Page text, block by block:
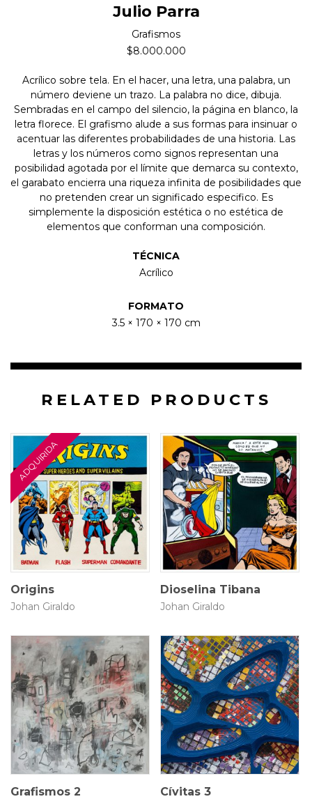
Julio Parra
Grafismos
$8.000.000
Acrílico sobre tela. En el hacer, una letra, una palabra, un
número deviene un trazo. La palabra no dice, dibuja.
Sembradas en el campo del silencio, la página en blanco, la
letra florece. El grafismo alude a sus formas para insinuar o
acentuar las diferentes probabilidades de una historia. Las
letras y los números como signos representan una
posibilidad agotada por el límite que demarca su contexto,
el garabato encierra una riqueza infinita de posibilidades que
no pretenden crear un significado especifico. Es
simplemente la disposición estética o no estética de
elementos que conforman una composición.
TÉCNICA
Acrílico
FORMATO
3.5 × 170 × 170 cm
RELATED PRODUCTS
25 × 25 cm
$2.500.000
Origins
Johan Giraldo
25 × 25 cm
$2.800.000
Dioselina Tibana
Johan Giraldo
3.5 × 160 × 160 cm
$7.500.000
Grafismos 2
60 × 50 cm
$4.500.000
Cívitas 3